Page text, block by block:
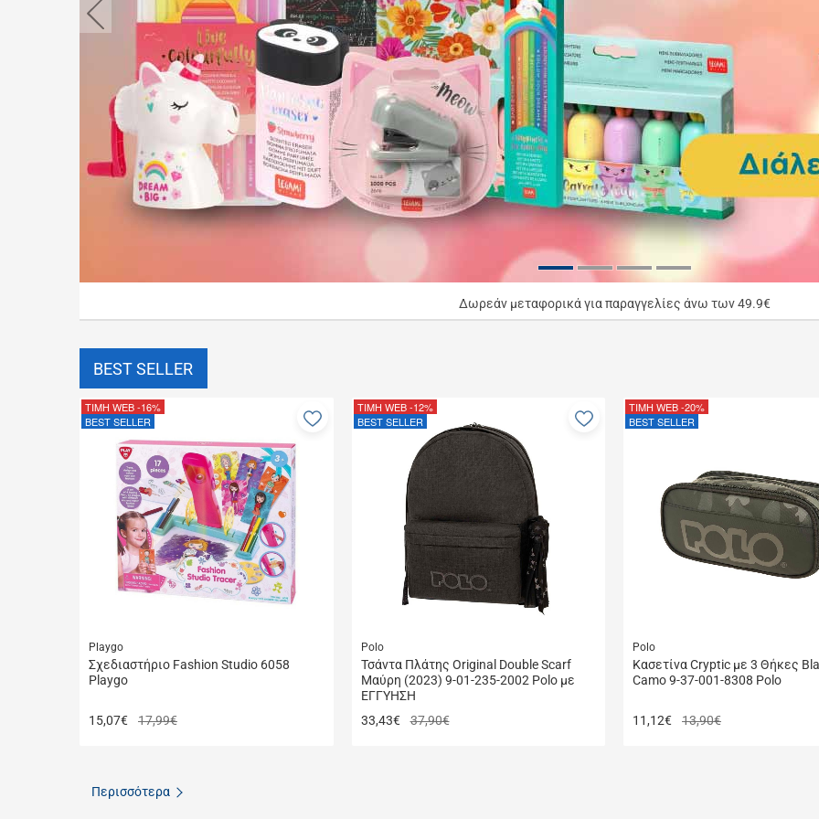
button.prev
Δωρεάν μεταφορικά για παραγγελίες άνω των 49.9€
BEST SELLER
Playgo
Σχεδιαστήριο Fashion Studio 6058
Playgo
15,07€ 17,99€
ΤΙΜΗ WEB-16%
BEST SELLER
Προσθήκη
Polo
Τσάντα Πλάτης Original Double Scarf
Μαύρη (2023) 9-01-235-2002 Polo με
ΕΓΓΥΗΣΗ
33,43€ 37,90€
ΤΙΜΗ WEB-12%
BEST SELLER
Προσθήκη
Polo
Κασετίνα Cryptic με 3 Θήκες
Camo 9-37-001-8308 Polo
11,12€ 13,90€
ΤΙΜΗ WEB-20%
BEST SELLER
Περισσότερα